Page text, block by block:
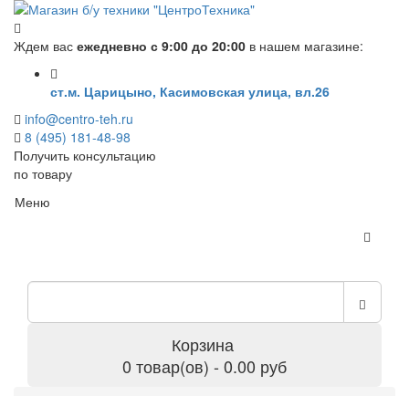
Ждем вас ежедневно с 9:00 до 20:00 в нашем магазине:
ст.м. Царицыно, Касимовская улица, вл.26
info@centro-teh.ru
8 (495) 181-48-98
Получить консультацию
по товару
Меню
Корзина
0 товар(ов) - 0.00 руб